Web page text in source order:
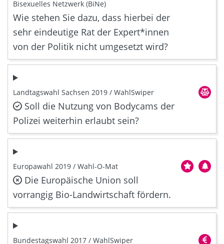
Bisexuelles Netzwerk (BiNe)
Wie stehen Sie dazu, dass hierbei der
sehr eindeutige Rat der Expert*innen
von der Politik nicht umgesetzt wird?
Landtagswahl Sachsen 2019 / WahlSwiper
Soll die Nutzung von Bodycams der
Polizei weiterhin erlaubt sein?
Europawahl 2019 / Wahl-O-Mat
Die Europäische Union soll
vorrangig Bio-Landwirtschaft fördern.
Bundestagswahl 2017 / WahlSwiper